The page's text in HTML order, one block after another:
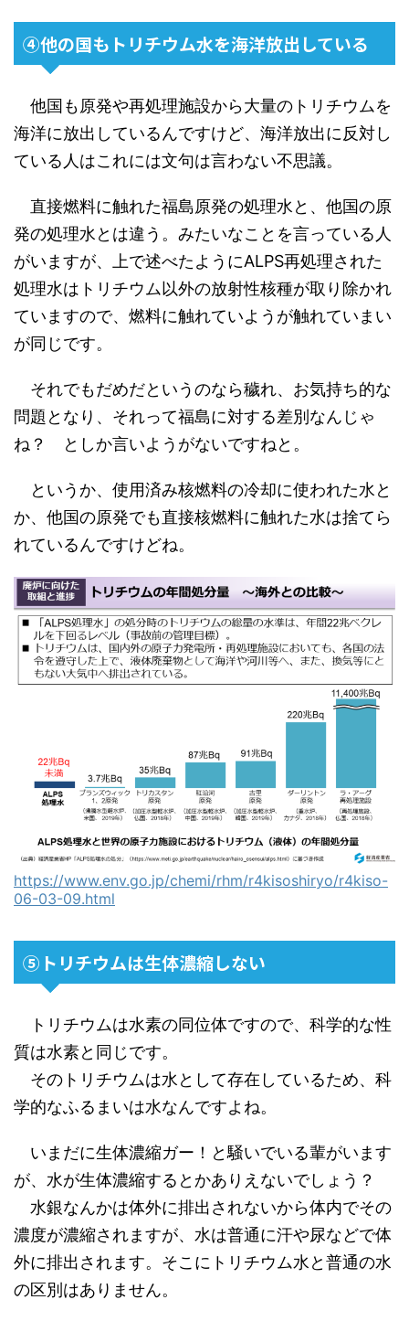
④他の国もトリチウム水を海洋放出している
他国も原発や再処理施設から大量のトリチウムを
海洋に放出しているんですけど、海洋放出に反対し
ている人はこれには文句は言わない不思議。
直接燃料に触れた福島原発の処理水と、他国の原
発の処理水とは違う。みたいなことを言っている人
がいますが、上で述べたようにALPS再処理された
処理水はトリチウム以外の放射性核種が取り除かれ
ていますので、燃料に触れていようが触れていまい
が同じです。
それでもだめだというのなら穢れ、お気持ち的な
問題となり、それって福島に対する差別なんじゃ
ね？ としか言いようがないですねと。
というか、使用済み核燃料の冷却に使われた水と
か、他国の原発でも直接核燃料に触れた水は捨てら
れているんですけどね。
https://www.env.go.jp/chemi/rhm/r4kisoshiryo/r4kiso-
06-03-09.html
⑤トリチウムは生体濃縮しない
トリチウムは水素の同位体ですので、科学的な性
質は水素と同じです。
そのトリチウムは水として存在しているため、科
学的なふるまいは水なんですよね。
いまだに生体濃縮ガー！と騒いでいる輩がいます
が、水が生体濃縮するとかありえないでしょう？
水銀なんかは体外に排出されないから体内でその
濃度が濃縮されますが、水は普通に汗や尿などで体
外に排出されます。そこにトリチウム水と普通の水
の区別はありません。